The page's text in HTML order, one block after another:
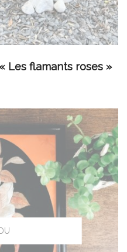
SUITE
Les flamants roses »